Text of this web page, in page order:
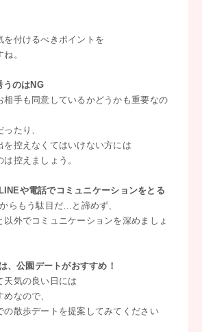
を付けるべきポイントを
。
うのはNG
相手も同意しているかどうかも重要なの
たり、
を控えなくてはいけない方には
控えましょう。
や電話でコミュニケーションをとる
らもう駄目だ…と諦めず、
以外でコミュニケーションを深めましょ
、公園デートがおすすめ！
天気の良い日には
なので、
の散歩デートを提案してみてください